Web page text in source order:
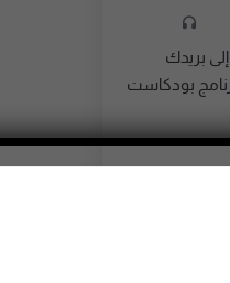
بريدك
تُقدِّم أمتع وأفضل الحلقات من أكثر من ٣٠٠ برنامج بودكاست